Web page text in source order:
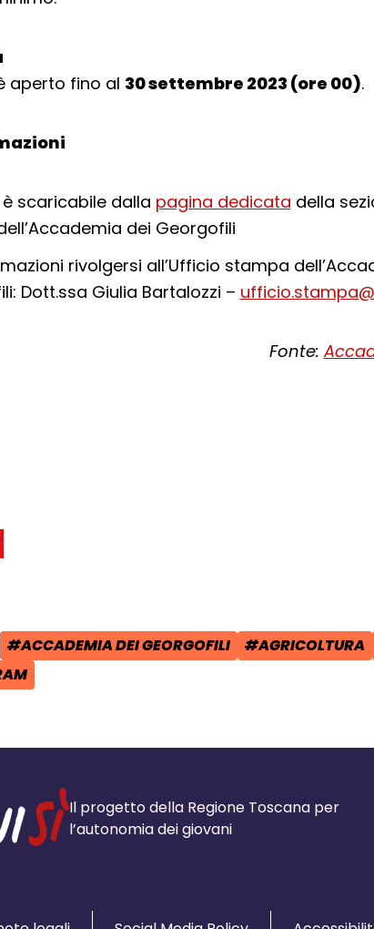
aperto fino al 30 settembre 2023 (ore 00).
scaricabile dalla pagina dedicata della
dei Georgofili
rivolgersi all’Ufficio stampa
Dott.ssa Giulia Bartalozzi –
Fonte:
su Facebook - apre una nuova
su X - apre una nuova
il link e condividi - apre una
POST:
TAG:
#ACCADEMIA DEI GEORGOFILI TAG:
#AGRICOLTURA
Il progetto della Regione Toscana per
l’autonomia dei giovani